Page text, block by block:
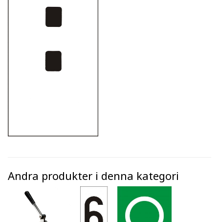
Andra produkter i denna kategori